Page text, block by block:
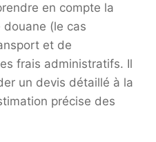
en compte la
douane (le cas
et de
frais administratifs. Il
un devis détaillé à la
précise des